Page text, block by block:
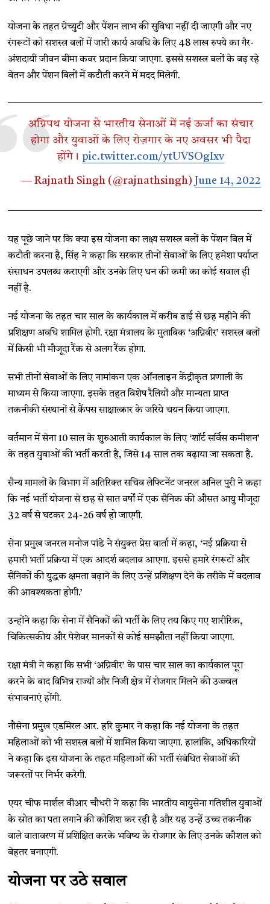
योजना के तहत ग्रेच्युटी और पेंशन लाभ की सुविधा नहीं दी जाएगी और नए
रंगरूटों को सशस्त्र बलों में जारी कार्य अवधि के लिए 48 लाख रुपये का गैर-
अंशदायी जीवन बीमा कवर प्रदान किया जाएगा. इससे सशस्त्र बलों के बढ़ रहे
वेतन और पेंशन बिलों में कटौती करने में मदद मिलेगी.
अग्निपथ योजना से भारतीय सेनाओं में नई ऊर्जा का संचार
होगा और युवाओं के लिए रोज़गार के नए अवसर भी पैदा
होंगे।pic.twitter.com/ytUVSOgIxv
— Rajnath Singh (@rajnathsingh) June 14, 2022
यह पूछे जाने पर कि क्या इस योजना का लक्ष्य सशस्त्र बलों के पेंशन बिल में
कटौती करना है, सिंह ने कहा कि सरकार तीनों सेवाओं के लिए हमेशा पर्याप्त
संसाधन उपलब्ध कराएगी और उनके लिए धन की कमी का कोई सवाल ही
नहीं है.
नई योजना के तहत चार साल के कार्यकाल में करीब ढाई से छह महीने की
प्रशिक्षण अवधि शामिल होगी. रक्षा मंत्रालय के मुताबिक ‘अग्निवीर’ सशस्त्र बलों
में किसी भी मौजूदा रैंक से अलग रैंक होगा.
सभी तीनों सेवाओं के लिए नामांकन एक ऑनलाइन केंद्रीकृत प्रणाली के
माध्यम से किया जाएगा. इसके तहत विशेष रैलियों और मान्यता प्राप्त
तकनीकी संस्थानों से कैंपस साक्षात्कार के जरिये चयन किया जाएगा.
वर्तमान में सेना 10 साल के शुरुआती कार्यकाल के लिए ‘शॉर्ट सर्विस कमीशन’
के तहत युवाओं की भर्ती करती है, जिसे 14 साल तक बढ़ाया जा सकता है.
सैन्य मामलों के विभाग में अतिरिक्त सचिव लेफ्टिनेंट जनरल अनिल पुरी ने कहा
कि नई भर्ती योजना से छह से सात वर्षों में एक सैनिक की औसत आयु मौजूदा
32 वर्ष से घटकर 24-26 वर्ष हो जाएगी.
सेना प्रमुख जनरल मनोज पांडे ने संयुक्त प्रेस वार्ता में कहा, ‘नई प्रक्रिया से
हमारी भर्ती प्रक्रिया में एक आदर्श बदलाव आएगा. इससे हमारे रंगरूटों और
सैनिकों की युद्धक क्षमता बढ़ाने के लिए उन्हें प्रशिक्षण देने के तरीके में बदलाव
की आवश्यकता होगी.’
उन्होंने कहा कि सेना में सैनिकों की भर्ती के लिए तय किए गए शारीरिक,
चिकित्सकीय और पेशेवर मानकों से कोई समझौता नहीं किया जाएगा.
रक्षा मंत्री ने कहा कि सभी ‘अग्निवीर’ के पास चार साल का कार्यकाल पूरा
करने के बाद विभिन्न राज्यों और निजी क्षेत्र में रोजगार मिलने की उज्ज्वल
संभावनाएं होंगी.
नौसेना प्रमुख एडमिरल आर. हरि कुमार ने कहा कि नई योजना के तहत
महिलाओं को भी सशस्त्र बलों में शामिल किया जाएगा. हालांकि, अधिकारियों
ने कहा कि इस योजना के तहत महिलाओं की भर्ती संबंधित सेवाओं की
जरूरतों पर निर्भर करेगी.
एयर चीफ मार्शल वीआर चौधरी ने कहा कि भारतीय वायुसेना गतिशील युवाओं
के स्रोत का पता लगाने की कोशिश कर रही है और यह उन्हें उच्च तकनीक
वाले वातावरण में प्रशिक्षित करके भविष्य के रोजगार के लिए उनके कौशल को
बेहतर बनाएगी.
योजना पर उठे सवाल